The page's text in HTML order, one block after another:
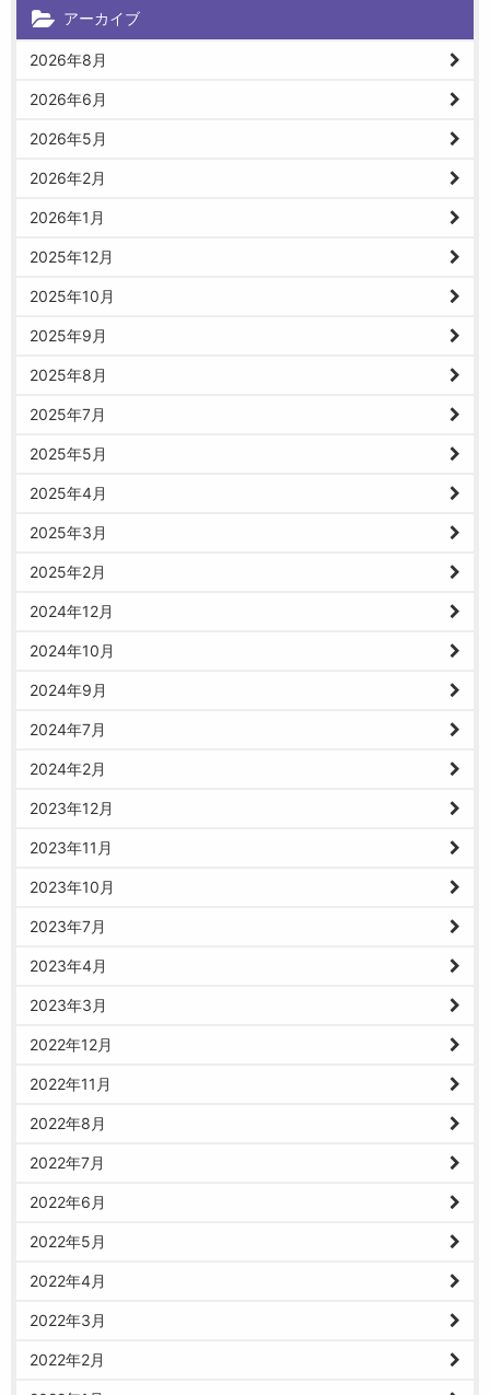
アーカイブ
2026年8月
2026年6月
2026年5月
2026年2月
2026年1月
2025年12月
2025年10月
2025年9月
2025年8月
2025年7月
2025年5月
2025年4月
2025年3月
2025年2月
2024年12月
2024年10月
2024年9月
2024年7月
2024年2月
2023年12月
2023年11月
2023年10月
2023年7月
2023年4月
2023年3月
2022年12月
2022年11月
2022年8月
2022年7月
2022年6月
2022年5月
2022年4月
2022年3月
2022年2月